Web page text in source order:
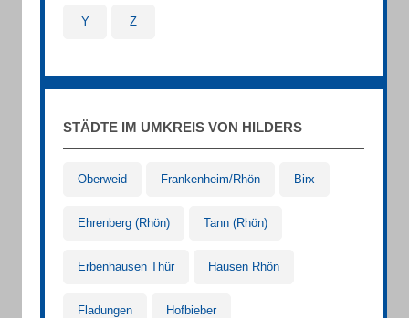
Y Z
STÄDTE IM UMKREIS VON HILDERS
Oberweid Frankenheim/Rhön Birx
Ehrenberg (Rhön) Tann (Rhön)
Erbenhausen Thür Hausen Rhön
Fladungen Hofbieber